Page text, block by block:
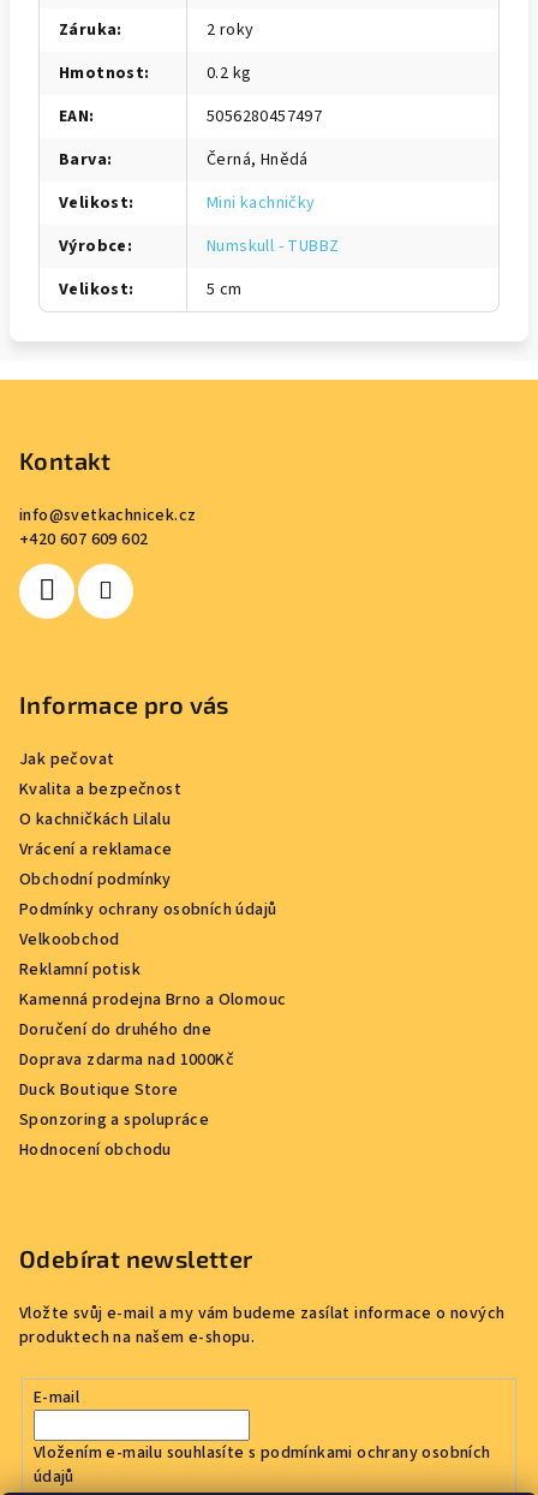
Záruka:
2 roky
Hmotnost:
0.2 kg
EAN:
5056280457497
Barva:
Černá, Hnědá
Velikost:
Mini kachničky
Výrobce:
Numskull - TUBBZ
Velikost: 5 cm
Kontakt
info@svetkachnicek.cz
+420 607 609 602
Informace pro vás
Jak pečovat
Kvalita a bezpečnost
O kachničkách Lilalu
Vrácení a reklamace
Obchodní podmínky
Podmínky ochrany osobních údajů
Velkoobchod
Reklamní potisk
Kamenná prodejna Brno a Olomouc
Doručení do druhého dne
Doprava zdarma nad 1000Kč
Duck Boutique Store
Sponzoring a spolupráce
Hodnocení obchodu
Odebírat newsletter
Vložte svůj e-mail a my vám budeme zasílat informace o nových
produktech na našem e-shopu.
E-mail
Vložením e-mailu souhlasíte s podmínkami ochrany osobních
údajů